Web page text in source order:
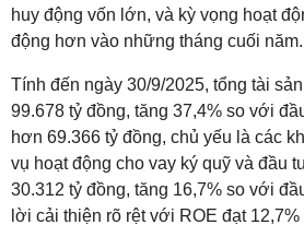
huy động vốn lớn, và kỳ vọng hoạt
động hơn vào những tháng cuối năm.
Tính đến ngày 30/9/2025, tổng tài
99.678 tỷ đồng, tăng 37,4% so với
hơn 69.366 tỷ đồng, chủ yếu là các
vụ hoạt động cho vay ký quỹ và đầu
30.312 tỷ đồng, tăng 16,7% so với
lời cải thiện rõ rệt với ROE đạt 12,7%